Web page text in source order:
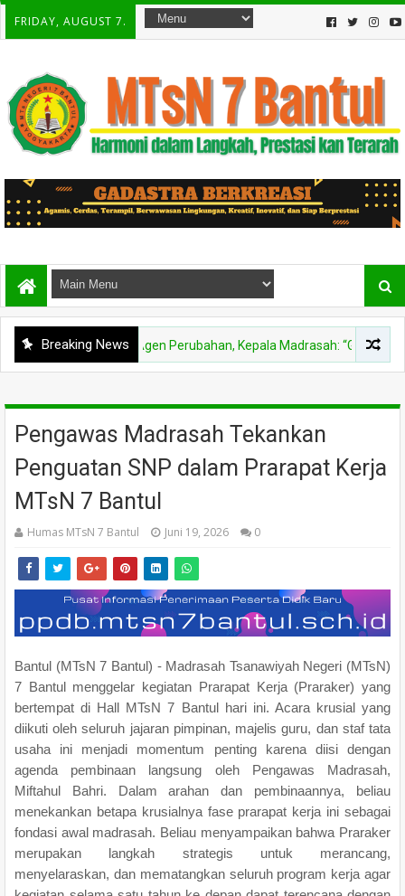
FRIDAY, AUGUST 7.
Breaking News
Tetapkan Tiga Agen Perubahan, Kepala Madrasah: “Gas Pol”
Pengawas Madrasah Tekankan
Penguatan SNP dalam Prarapat Kerja
MTsN 7 Bantul
Humas MTsN 7 Bantul Juni 19, 2026 0
Bantul (MTsN 7 Bantul) - Madrasah Tsanawiyah Negeri (MTsN)
7 Bantul menggelar kegiatan Prarapat Kerja (Praraker) yang
bertempat di Hall MTsN 7 Bantul hari ini. Acara krusial yang
diikuti oleh seluruh jajaran pimpinan, majelis guru, dan staf tata
usaha ini menjadi momentum penting karena diisi dengan
agenda pembinaan langsung oleh Pengawas Madrasah,
Miftahul Bahri. Dalam arahan dan pembinaannya, beliau
menekankan betapa krusialnya fase prarapat kerja ini sebagai
fondasi awal madrasah. Beliau menyampaikan bahwa Praraker
merupakan langkah strategis untuk merancang,
menyelaraskan, dan mematangkan seluruh program kerja agar